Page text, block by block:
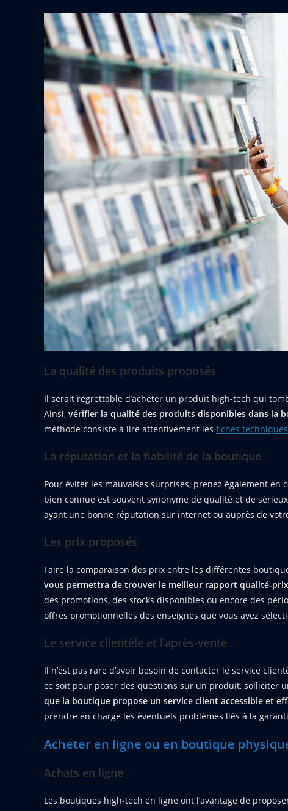
La qualité des produits proposés
Il serait regrettable d’acheter un produit high-tech qui
Ainsi, vérifier la qualité des produits disponibles dans la
méthode consiste à lire attentivement les fiches
La réputation et la fiabilité de la boutique
Pour éviter les mauvaises surprises, prenez également
bien connue est souvent synonyme de qualité et de
ayant une bonne réputation sur internet ou auprès de
Les prix proposés
Faire la comparaison des prix entre les différentes
vous permettra de trouver le meilleur rapport qualité-
des promotions, des stocks disponibles ou encore des
offres promotionnelles des enseignes que vous avez
Le service clientèle et l’après-vente
Il n’est pas rare d’avoir besoin de contacter le service
ce soit pour poser des questions sur un produit, solliciter
que la boutique propose un service client accessible et
prendre en charge les éventuels problèmes liés à la
Acheter en ligne ou en boutique
Achats en ligne
Les boutiques high-tech en ligne ont l’avantage de